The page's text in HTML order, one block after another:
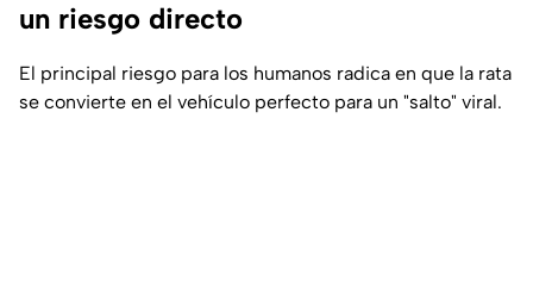
un riesgo directo
El principal riesgo para los humanos radica en que la rata
se convierte en el vehículo perfecto para un "salto" viral.